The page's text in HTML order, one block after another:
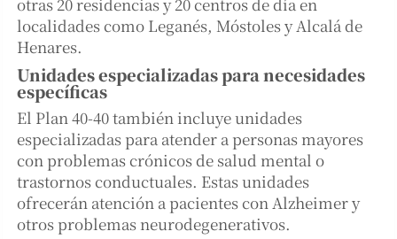
localidades como Leganés, Móstoles y Alcalá de
Henares.
Unidades especializadas para necesidades
específicas
El Plan 40-40 también incluye unidades
especializadas para atender a personas mayores
con problemas crónicos de salud mental o
trastornos conductuales. Estas unidades
ofrecerán atención a pacientes con Alzheimer y
otros problemas neurodegenerativos.